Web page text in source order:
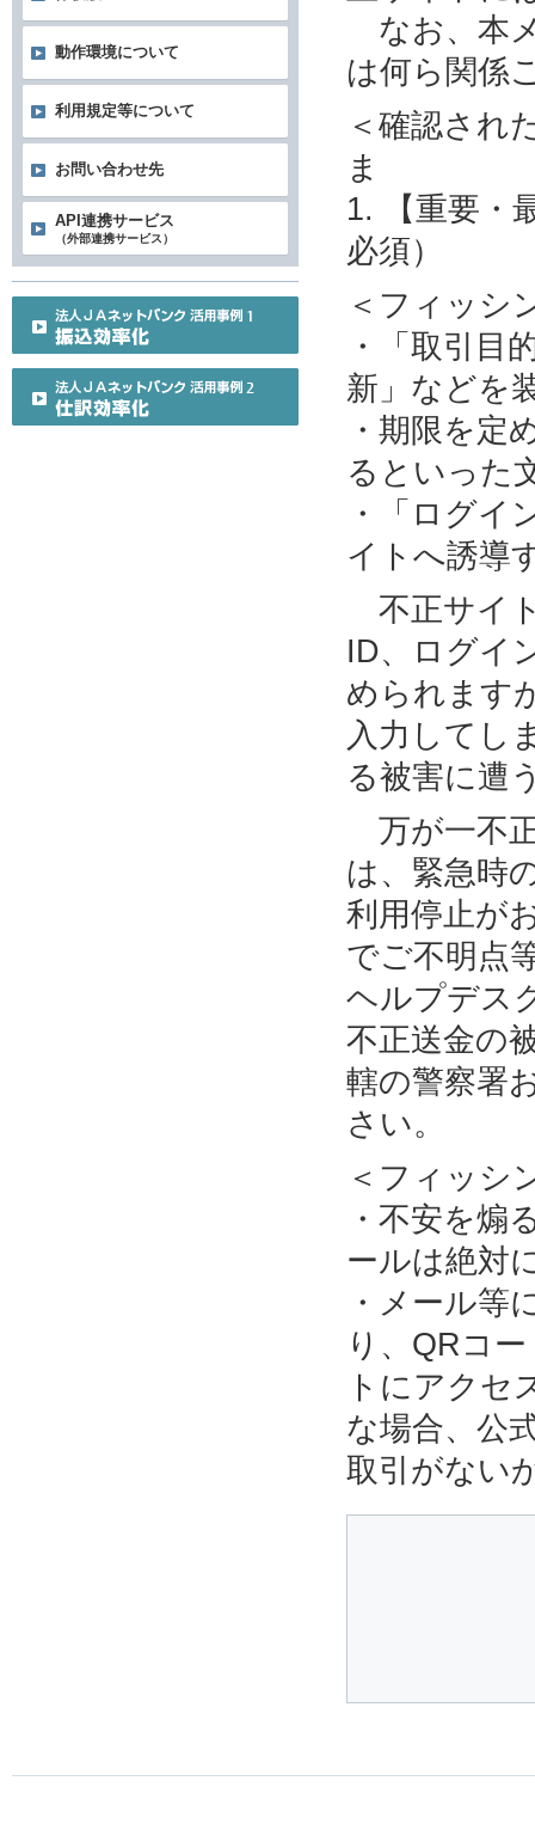
なお、本
は何ら関係
＜確認され
ま
1. 【重要・
必須）
＜フィッシ
・「取引目
新」などを
・期限を定
るといった
・「ログイ
イトへ誘導
不正サイ
ID、ログイ
められます
入力してし
る被害に遭
万が一不
は、緊急時
利用停止が
でご不明点
ヘルプデス
不正送金の
轄の警察署
さい。
＜フィッシ
・不安を煽
ールは絶対
・メール等
り、QRコ
トにアクセ
な場合、公
取引がない
動作環境について
利用規定等について
お問い合わせ先
API連携サービス
（外部連携サービス）